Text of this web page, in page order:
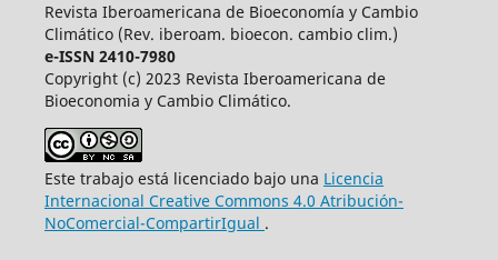
Revista Iberoamericana de Bioeconomía y Cambio
Climático (Rev. iberoam. bioecon. cambio clim.)
e-ISSN 2410-7980
Copyright (c) 2023 Revista Iberoamericana de
Bioeconomia y Cambio Climático.
Este trabajo está licenciado bajo una Licencia
Internacional Creative Commons 4.0 Atribución-
NoComercial-CompartirIgual .